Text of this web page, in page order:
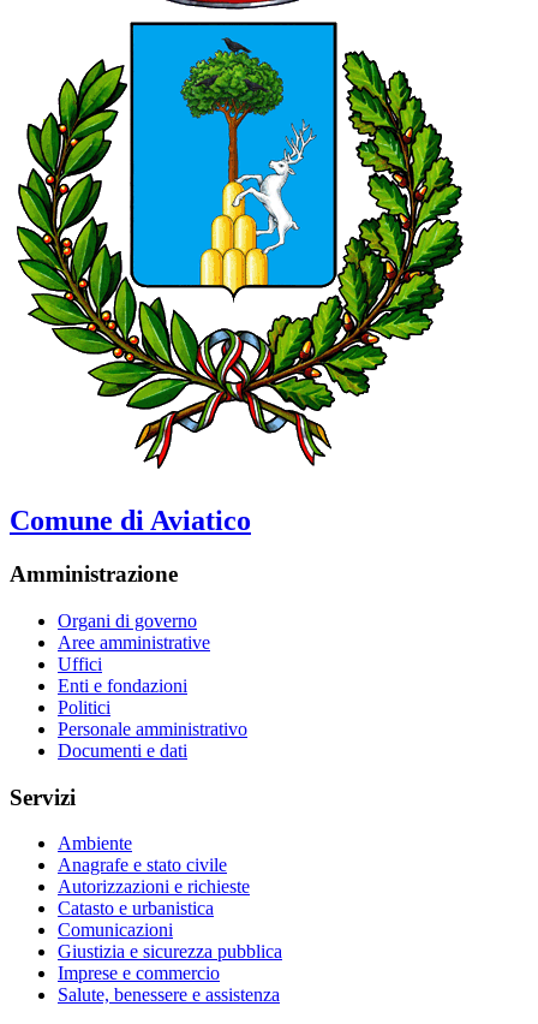
Comune di Aviatico
Amministrazione
Organi di governo
Aree amministrative
Uffici
Enti e fondazioni
Politici
Personale amministrativo
Documenti e dati
Servizi
Ambiente
Anagrafe e stato civile
Autorizzazioni e richieste
Catasto e urbanistica
Comunicazioni
Giustizia e sicurezza pubblica
Imprese e commercio
Salute, benessere e assistenza